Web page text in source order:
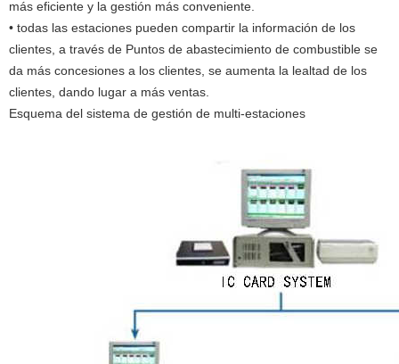
más eficiente y la gestión más conveniente.
• todas las estaciones pueden compartir la información de los
clientes, a través de Puntos de abastecimiento de combustible se
da más concesiones a los clientes, se aumenta la lealtad de los
clientes, dando lugar a más ventas.
Esquema del sistema de gestión de multi-estaciones